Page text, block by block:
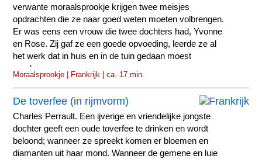
verwante moraalsprookje krijgen twee meisjes
opdrachten die ze naar goed weten moeten volbrengen.
Er was eens een vrouw die twee dochters had, Yvonne
en Rose. Zij gaf ze een goede opvoeding, leerde ze al
het werk dat in huis en in de tuin gedaan moest
worden...
Moraalsprookje | Frankrijk | ca. 17 min.
De toverfee (in rijmvorm)
Charles Perrault. Een ijverige en vriendelijke jongste
dochter geeft een oude toverfee te drinken en wordt
beloond; wanneer ze spreekt komen er bloemen en
diamanten uit haar mond. Wanneer de gemene en luie